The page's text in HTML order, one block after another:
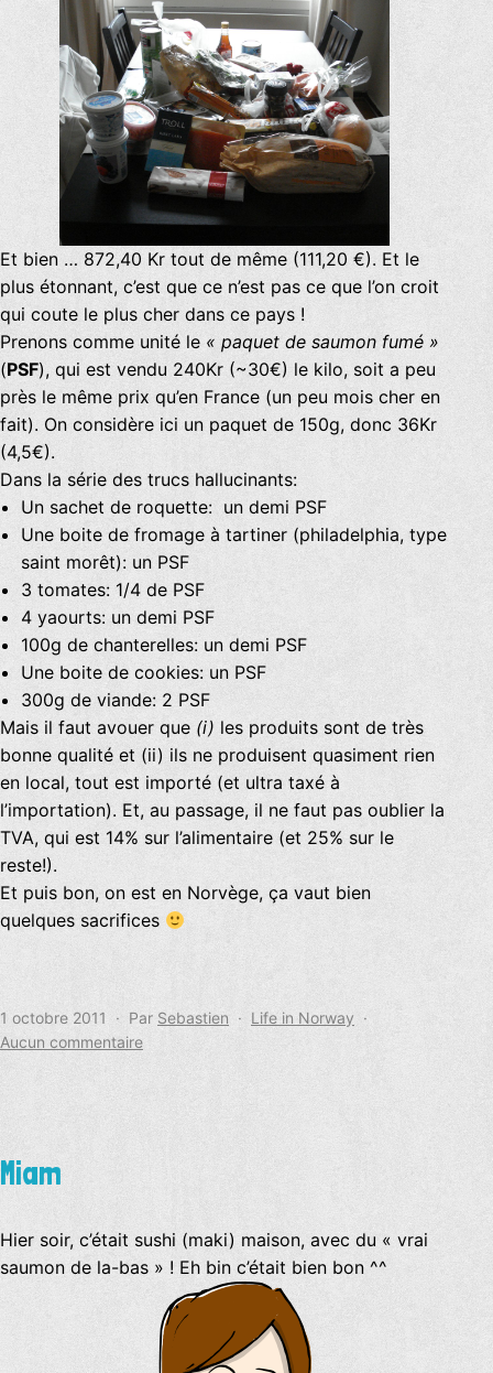
Et bien … 872,40 Kr tout de même (111,20 €). Et le
plus étonnant, c’est que ce n’est pas ce que l’on croit
qui coute le plus cher dans ce pays !
Prenons comme unité le « paquet de saumon fumé »
(PSF), qui est vendu 240Kr (~30€) le kilo, soit a peu
près le même prix qu’en France (un peu mois cher en
fait). On considère ici un paquet de 150g, donc 36Kr
(4,5€).
Dans la série des trucs hallucinants:
Un sachet de roquette: un demi PSF
Une boite de fromage à tartiner (philadelphia, type
saint morêt): un PSF
3 tomates: 1/4 de PSF
4 yaourts: un demi PSF
100g de chanterelles: un demi PSF
Une boite de cookies: un PSF
300g de viande: 2 PSF
Mais il faut avouer que (i) les produits sont de très
bonne qualité et (ii) ils ne produisent quasiment rien
en local, tout est importé (et ultra taxé à
l’importation). Et, au passage, il ne faut pas oublier la
TVA, qui est 14% sur l’alimentaire (et 25% sur le
reste!).
Et puis bon, on est en Norvège, ça vaut bien
quelques sacrifices
Publié
le
1 octobre 2011 Par Sebastien
Catégorisé
Life in Norway
Aucun commentairesur
Miam
Hier soir, c’était sushi (maki) maison, avec du « vrai
saumon de la-bas » ! Eh bin c’était bien bon ^^